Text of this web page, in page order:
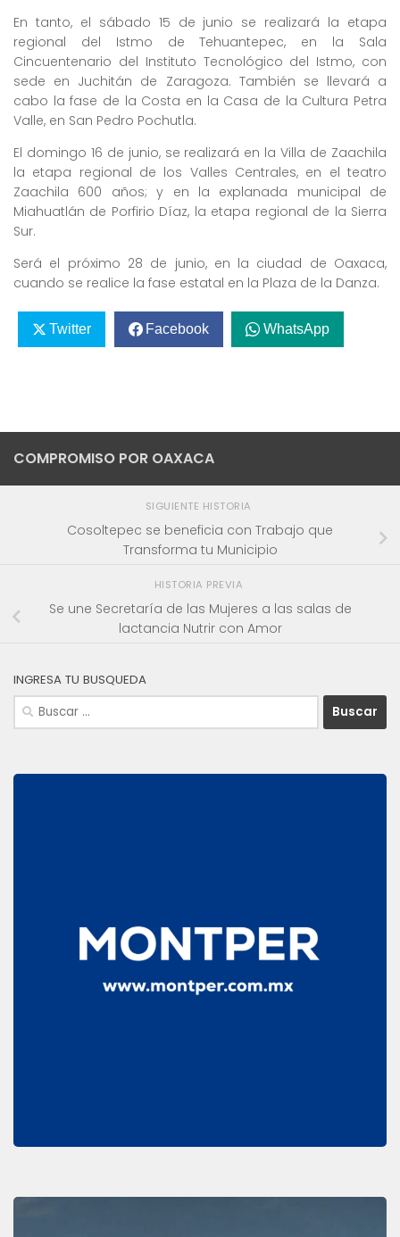
En tanto, el sábado 15 de junio se realizará la etapa
regional del Istmo de Tehuantepec, en la Sala
Cincuentenario del Instituto Tecnológico del Istmo, con
sede en Juchitán de Zaragoza. También se llevará a
cabo la fase de la Costa en la Casa de la Cultura Petra
Valle, en San Pedro Pochutla.
El domingo 16 de junio, se realizará en la Villa de Zaachila
la etapa regional de los Valles Centrales, en el teatro
Zaachila 600 años; y en la explanada municipal de
Miahuatlán de Porfirio Díaz, la etapa regional de la Sierra
Sur.
Será el próximo 28 de junio, en la ciudad de Oaxaca,
cuando se realice la fase estatal en la Plaza de la Danza.
Twitter Facebook WhatsApp
COMPROMISO POR OAXACA
SIGUIENTE HISTORIA
Cosoltepec se beneficia con Trabajo que
Transforma tu Municipio
HISTORIA PREVIA
Se une Secretaría de las Mujeres a las salas de
lactancia Nutrir con Amor
INGRESA TU BUSQUEDA
Buscar: